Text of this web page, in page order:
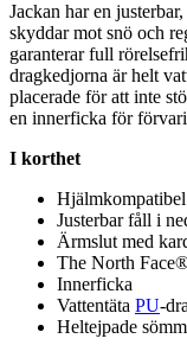
Jackan har en
skyddar mot snö och
garanterar full
dragkedjorna är helt
placerade för att inte
en innerficka för
I korthet
Hjälmkompa
Justerbar fåll i
Ärmslut med
The North
Innerficka
Vattentäta PU-
Heltejpade